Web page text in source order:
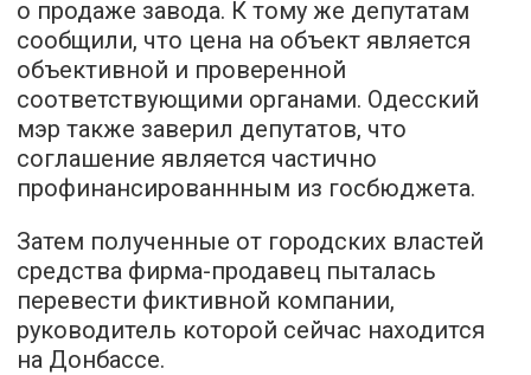
о продаже завода. К тому же депутатам
сообщили, что цена на объект является
объективной и проверенной
соответствующими органами. Одесский
мэр также заверил депутатов, что
соглашение является частично
профинансированнным из госбюджета.
Затем полученные от городских властей
средства фирма-продавец пыталась
перевести фиктивной компании,
руководитель которой сейчас находится
на Донбассе.